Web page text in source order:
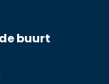
buurt